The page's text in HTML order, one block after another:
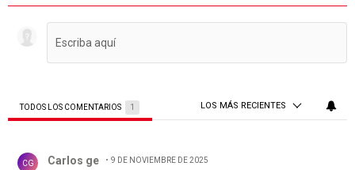
TODOS LOS COMENTARIOS 1 LOS MÁS RECIENTES
CG Carlos ge 9 DE NOVIEMBRE DE 2025